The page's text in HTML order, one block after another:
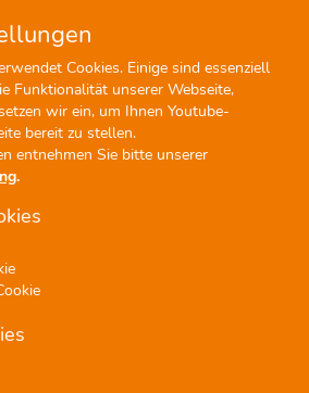
Cookies. Einige sind essenziell
Funktionalität unserer Webseite,
wir ein, um Ihnen Youtube-
bereit zu stellen.
entnehmen Sie bitte unserer
.
Profisuche
7, Polka -7er